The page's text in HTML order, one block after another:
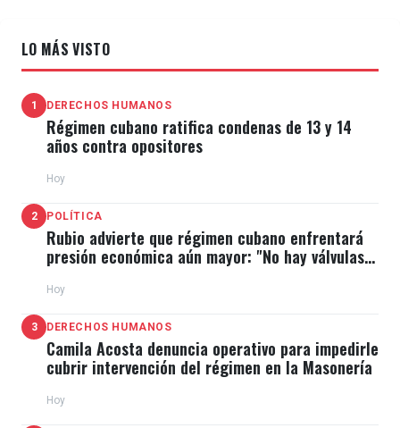
LO MÁS VISTO
1 DERECHOS HUMANOS
Régimen cubano ratifica condenas de 13 y 14
años contra opositores
Hoy
2 POLÍTICA
Rubio advierte que régimen cubano enfrentará
presión económica aún mayor: "No hay válvulas
Hoy
3 DERECHOS HUMANOS
Camila Acosta denuncia operativo para impedirle
cubrir intervención del régimen en la Masonería
Hoy